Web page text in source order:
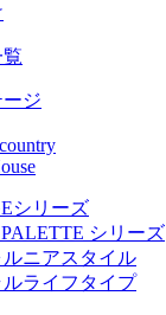
ジ
シリーズ
シリーズ
ルニアスタイル
ライフタイプ